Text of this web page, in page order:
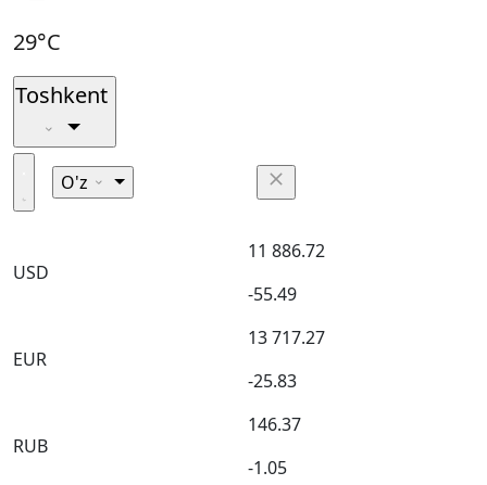
29°C
Toshkent
O'z
USD
11 886.72
-55.49
EUR
13 717.27
-25.83
RUB
146.37
-1.05